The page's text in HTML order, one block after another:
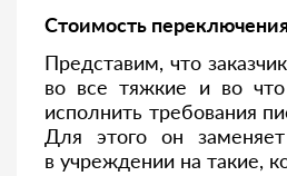
Стоимость переключения
Представим, что
во все тяжкие и во
исполнить требования
Для этого он
в учреждении на такие,